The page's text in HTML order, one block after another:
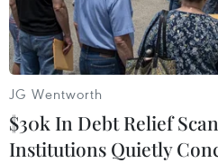
JG Wentworth
$30k In Debt Relief
Institutions Quietly